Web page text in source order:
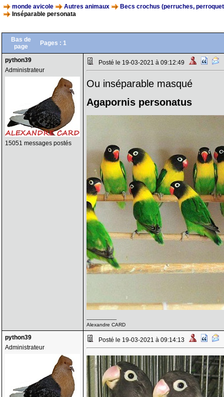
monde avicole Autres animaux
Becs crochus (perruches,
Inséparable personata
Bas de
page
Pages : 1
python39
Administrateur
15051 messages postés
Posté le 19-03-2021 à 09:12:49
Ou inséparable masqué
Agapornis personatus
--------------------
Alexandre CARD
python39
Administrateur
Posté le 19-03-2021 à 09:14:13